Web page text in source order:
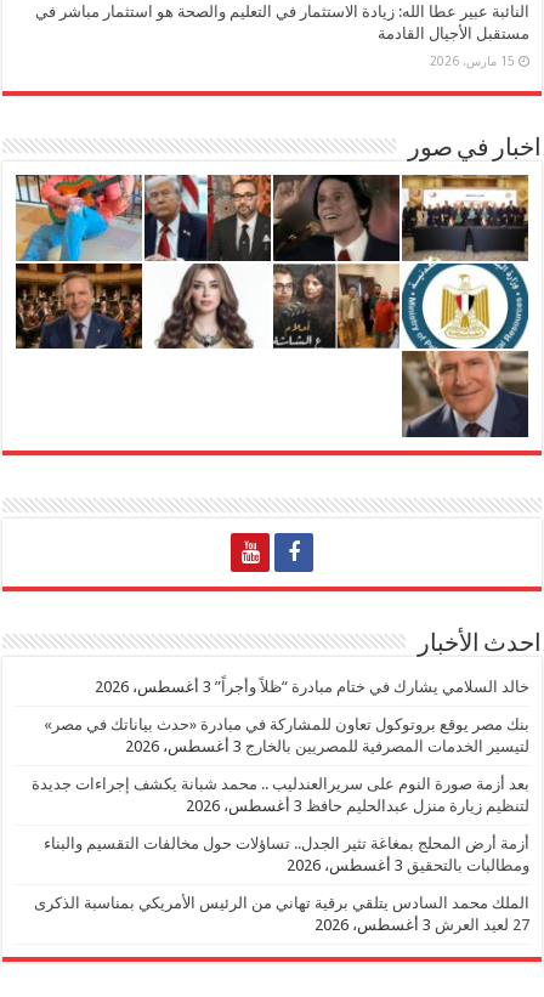
النائبة عبير عطا الله: زيادة الاستثمار في التعليم والصحة هو استثمار مباشر في
مستقبل الأجيال القادمة
15 مارس، 2026
اخبار في صور
احدث الأخبار
خالد السلامي يشارك في ختام مبادرة “ظلاً وأجراً” 3 أغسطس، 2026
بنك مصر يوقع بروتوكول تعاون للمشاركة في مبادرة «حدث بياناتك في مصر»
لتيسير الخدمات المصرفية للمصريين بالخارج 3 أغسطس، 2026
بعد أزمة صورة النوم على سريرالعندليب .. محمد شبانة يكشف إجراءات جديدة
لتنظيم زيارة منزل عبدالحليم حافظ 3 أغسطس، 2026
أزمة أرض المحلج بمغاغة تثير الجدل.. تساؤلات حول مخالفات التقسيم والبناء
ومطالبات بالتحقيق 3 أغسطس، 2026
الملك محمد السادس يتلقي برقية تهاني من الرئيس الأمريكي بمناسبة الذكرى
27 لعيد العرش
3 أغسطس، 2026